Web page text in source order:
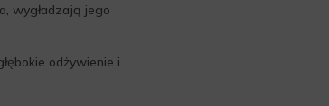
wygładzają jego
odżywienie i